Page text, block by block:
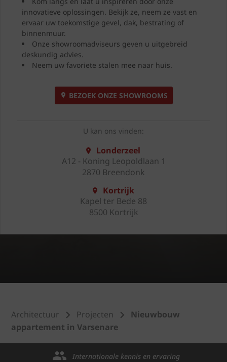
innovatieve oplossingen. Bekijk ze, neem ze vast en
ervaar uw toekomstige gevel, dak, bestrating of
binnenmuur.
Onze showroomadviseurs geven u uitgebreid
deskundig advies.
Neem uw favoriete stalen mee naar huis.
BEZOEK ONZE SHOWROOMS
U kan ons vinden:
Londerzeel
A12 - Koning Leopoldlaan 1
2870 Breendonk
Kortrijk
Kapel ter Bede 88
8500 Kortrijk
Architectuur Projecten
Nieuwbouw
appartement in Varsenare
Internationale kennis en ervaring